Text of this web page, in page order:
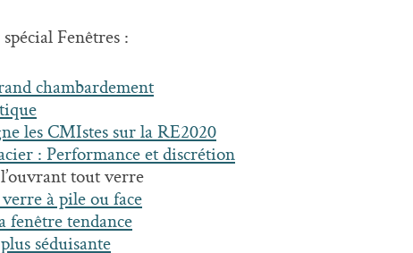
Fenêtres :
chambardement
les CMIstes sur la RE2020
: Performance et discrétion
tout verre
à pile ou face
fenêtre tendance
séduisante